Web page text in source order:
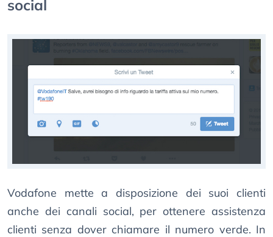
social
Vodafone mette a disposizione dei suoi clienti
anche dei canali social, per ottenere assistenza
clienti senza dover chiamare il numero verde. In